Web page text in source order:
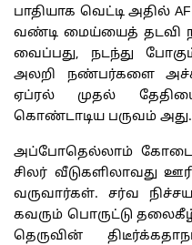
பாதியாக வெட்டி அதில்
வண்டி மைய்யைத் தடவி
வைப்பது, நடந்து
அலறி நண்பர்களை
ஏப்ரல் முதல்
கொண்டாடிய பருவம் அது.
அப்போதெல்லாம் கோடை
சிலர் வீடுகளிலாவது
வருவார்கள். சர்வ
கவரும் பொருட்டு
தெருவின்